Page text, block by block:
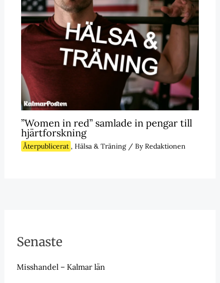
”Women in red” samlade in pengar till
hjärtforskning
Återpublicerat , Hälsa & Träning/ ByRedaktionen
Senaste
Misshandel – Kalmar län